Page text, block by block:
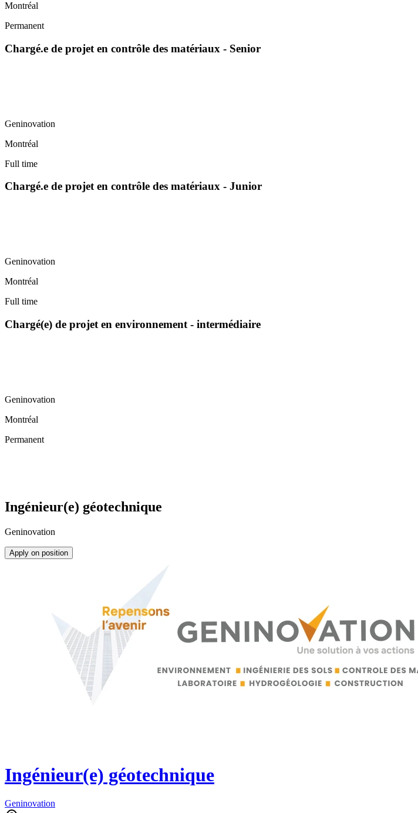
Montréal
Permanent
Chargé.e de projet en contrôle des matériaux - Senior
Geninovation
Montréal
Full time
Chargé.e de projet en contrôle des matériaux - Junior
Geninovation
Montréal
Full time
Chargé(e) de projet en environnement - intermédiaire
Geninovation
Montréal
Permanent
Ingénieur(e) géotechnique
Geninovation
Apply on position
Ingénieur(e) géotechnique
Geninovation